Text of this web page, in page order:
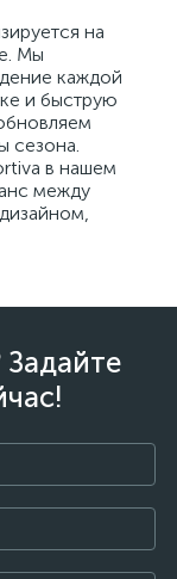
на
Мы
каждой
и быструю
сезона.
в нашем
между
Задайте